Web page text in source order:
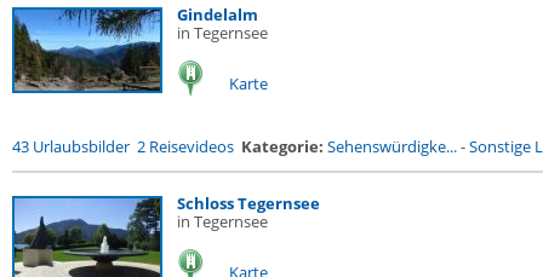
Gindelalm
in Tegernsee
Karte
43 Urlaubsbilder 2 Reisevideos Kategorie: Sehenswürdigke...-Sonstige
Schloss Tegernsee
in Tegernsee
Karte